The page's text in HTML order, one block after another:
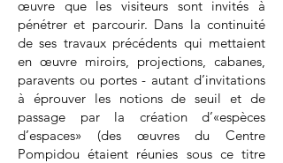
œuvre que les visiteurs sont invités à
pénétrer et parcourir. Dans la continuité
de ses travaux précédents qui mettaient
en œuvre miroirs, projections, cabanes,
paravents ou portes - autant d’invitations
à éprouver les notions de seuil et de
passage par la création d’«espèces
d’espaces» (des œuvres du Centre
Pompidou étaient réunies sous ce titre